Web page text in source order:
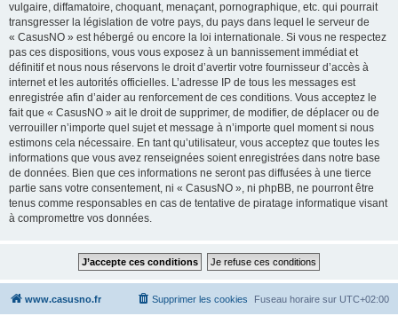
vulgaire, diffamatoire, choquant, menaçant, pornographique, etc. qui pourrait
transgresser la législation de votre pays, du pays dans lequel le serveur de
« CasusNO » est hébergé ou encore la loi internationale. Si vous ne respectez
pas ces dispositions, vous vous exposez à un bannissement immédiat et
définitif et nous nous réservons le droit d’avertir votre fournisseur d’accès à
internet et les autorités officielles. L’adresse IP de tous les messages est
enregistrée afin d’aider au renforcement de ces conditions. Vous acceptez le
fait que « CasusNO » ait le droit de supprimer, de modifier, de déplacer ou de
verrouiller n’importe quel sujet et message à n’importe quel moment si nous
estimons cela nécessaire. En tant qu’utilisateur, vous acceptez que toutes les
informations que vous avez renseignées soient enregistrées dans notre base
de données. Bien que ces informations ne seront pas diffusées à une tierce
partie sans votre consentement, ni « CasusNO », ni phpBB, ne pourront être
tenus comme responsables en cas de tentative de piratage informatique visant
à compromettre vos données.
www.casusno.fr Fuseau horaire sur UTC+02:00
Supprimer les cookies